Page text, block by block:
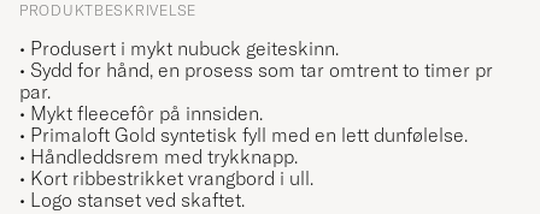
PRODUKTBESKRIVELSE
• Produsert i mykt nubuck geiteskinn.
• Sydd for hånd, en prosess som tar omtrent to timer pr
par.
• Mykt fleecefôr på innsiden.
• Primaloft Gold syntetisk fyll med en lett dunfølelse.
• Håndleddsrem med trykknapp.
• Kort ribbestrikket vrangbord i ull.
• Logo stanset ved skaftet.